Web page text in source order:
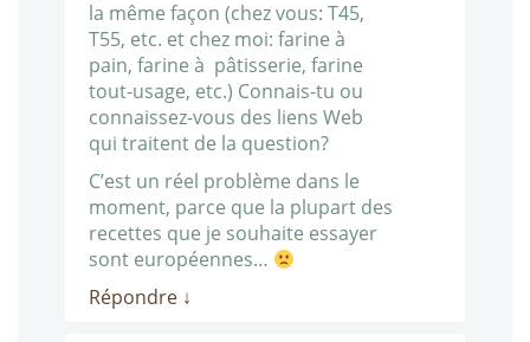
la même façon (chez vous: T45,
T55, etc. et chez moi: farine à
pain, farine à pâtisserie, farine
tout-usage, etc.) Connais-tu ou
connaissez-vous des liens Web
qui traitent de la question?
C’est un réel problème dans le
moment, parce que la plupart des
recettes que je souhaite essayer
sont européennes…
Répondre ↓